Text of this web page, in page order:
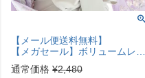
【メール便送料無料】
【メガセール】ボリュームレース つけ襟 つけ衿 ベロアリボン フリル 和装アクセサリー 重ね着風 レース リボン その他ファッション小物 キッズ キッズサイズ 入学式 卒業式 キャサリンコテージ YUP12《メール便優先商品》
通常価格 ¥2,480